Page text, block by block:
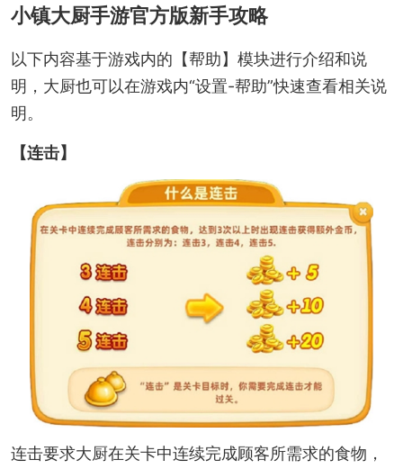
小镇大厨手游官方版新手攻略
以下内容基于游戏内的【帮助】模块进行介绍和说
明，大厨也可以在游戏内“设置-帮助”快速查看相关说
明。
【连击】
连击要求大厨在关卡中连续完成顾客所需求的食物，